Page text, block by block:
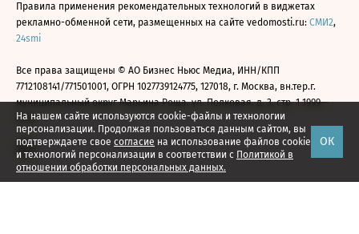
На нашем сайте используются cookie-файлы и технологии
персонализации. Продолжая пользоваться данным сайтом, вы
подтверждаете свое согласие на использование файлов cookie
и технологий персонализации в соответствии с Политикой в
отношении обработки персональных данных.
ОК
Правила применения рекомендательных технологий в виджетах
рекламно-обменной сети, размещенных на сайте vedomosti.ru: СМИ2,
24smi
Все права защищены © АО Бизнес Ньюс Медиа, ИНН/КПП
7712108141/771501001, ОГРН 1027739124775, 127018, г. Москва, вн.тер.г.
муниципальный округ Марьина Роща, ул. Полковая, д. 3, стр. 1 1999—
2026